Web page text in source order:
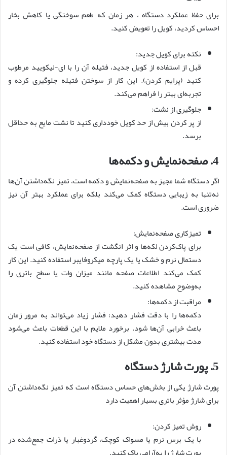
برای حفظ عملکرد دستگاه ، هر زمان که طعم سوختگی یا کاهش بخار
احساس کردید، کویل را تعویض کنید.
نکته برای کویل جدید:
قبل از استفاده از کویل جدید، فتیله آن را با ای‌-لیکویید مرطوب
کنید (پرایم کردن). این کار از سوختن فتیله جلوگیری کرده و
تجربه‌ای بهتر را فراهم می‌کند.
جلوگیری از نشت:
از پر کردن بیش از حد کویل خودداری کنید تا نشت مایع به حداقل
برسد.
4. صفحه‌نمایش و دکمه‌ها
اگر دستگاه شما مجهز به صفحه‌نمایش و دکمه است، تمیز نگه‌داشتن آن‌ها
نه‌تنها به زیبایی دستگاه کمک می‌کند بلکه برای عملکرد بهتر آن نیز
ضروری است.
تمیزکاری صفحه‌نمایش:
برای پاک‌کردن لکه‌ها و اثر انگشت از صفحه‌نمایش، کافی است یک
دستمال نرم و خشک یا یک پارچه میکروفایبر استفاده کنید. این کار
کمک می‌کند اطلاعات صفحه مانند میزان وات یا سطح باتری را
به‌وضوح مشاهده کنید.
مراقبت از دکمه‌ها:
دکمه‌ها را با دقت فشار دهید؛ فشار زیاد می‌تواند به مرور زمان
باعث خرابی آن‌ها شود. برخورد ملایم با این قطعات باعث می‌شود
مدت بیشتری بدون مشکل از دستگاه خود استفاده کنید.
5. پورت شارژ دستگاه
پورت شارژ یکی از بخش‌های حساس دستگاه است که تمیز نگه‌داشتن آن
برای شارژ مؤثر باتری بسیار اهمیت دارد
روش تمیز کردن:
با یک برس نرم یا مسواک کوچک، گردوغبار یا ذرات جمع‌شده در